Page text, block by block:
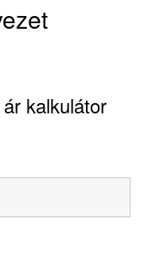
kalkulátor